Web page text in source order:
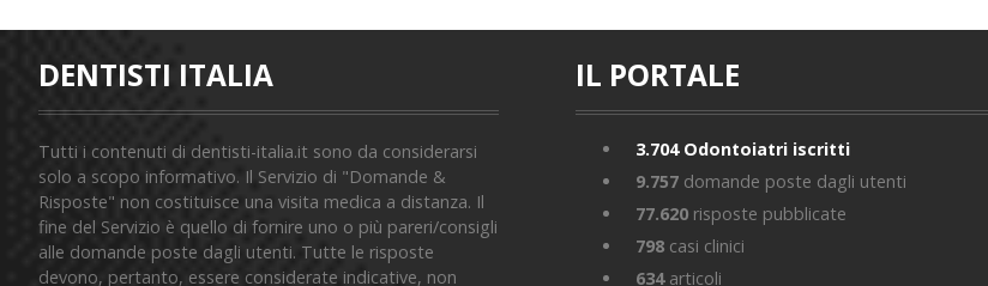
cementazione ponti e corone
DENTISTI ITALIA
Tutti i contenuti di dentisti-italia.it sono da considerarsi
solo a scopo informativo. Il Servizio di "Domande &
Risposte" non costituisce una visita medica a distanza. Il
fine del Servizio è quello di fornire uno o più pareri/consigli
alle domande poste dagli utenti. Tutte le risposte
devono, pertanto, essere considerate indicative, non
IL PORTALE
3.704Odontoiatri iscritti
9.757 domande poste dagli utenti
77.620 risposte pubblicate
798 casi clinici
634articoli